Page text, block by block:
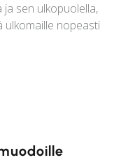
ja sen ulkopuolella,
ulkomaille nopeasti